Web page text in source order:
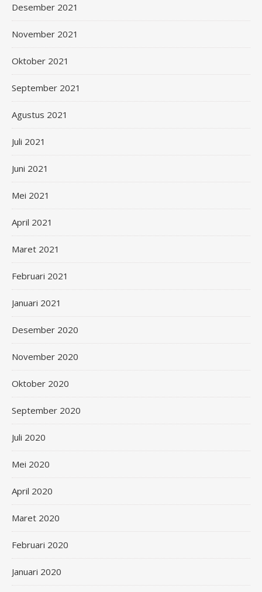
Desember 2021
November 2021
Oktober 2021
September 2021
Agustus 2021
Juli 2021
Juni 2021
Mei 2021
April 2021
Maret 2021
Februari 2021
Januari 2021
Desember 2020
November 2020
Oktober 2020
September 2020
Juli 2020
Mei 2020
April 2020
Maret 2020
Februari 2020
Januari 2020